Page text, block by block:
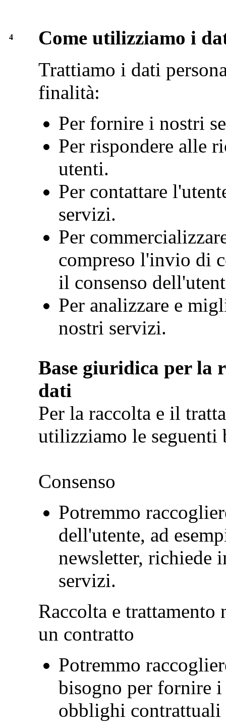
4
Come utilizziamo i
Trattiamo i dati
finalità:
Per fornire i nostri
Per rispondere alle
utenti.
Per contattare
servizi.
Per
compreso l'invio di
il consenso
Per analizzare e
nostri servizi.
Base giuridica per la
dati
Per la raccolta e il
utilizziamo le seguenti
Consenso
Potremmo
dell'utente, ad
newsletter, richiede
servizi.
Raccolta e trattamento
un contratto
Potremmo
bisogno per fornire
obblighi